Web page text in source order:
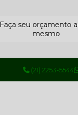
Faça seu orçamento
mesmo
(21) 2253-5544